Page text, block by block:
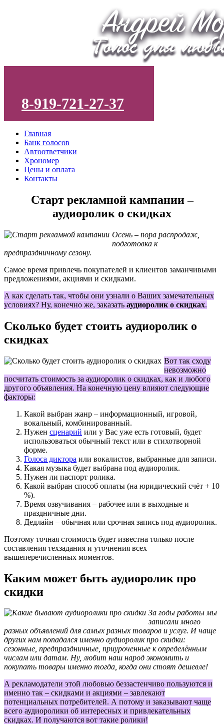
8-919-721-27-37
andreimoro@yandex.ru
Главная
Банк голосов
Автоответчики
Хрономер
Цены и оплата
Контакты
Старт рекламной кампании –
аудиоролик о скидках
Осень – пора распродаж,
подготовка к
предпраздничному сезону.
Самое время привлечь покупателей и клиентов заманчивыми
предложениями, акциями и скидками.
А как сделать так, чтобы они узнали о Ваших замечательных
условиях? Ну, конечно же, заказать аудиоролик о скидках.
Сколько будет стоить аудиоролик о
скидках
Вот так сходу
невозможно
посчитать стоимость за аудиоролик о скидках, как и любого
другого объявления. На конечную цену влияют следующие
факторы:
Какой выбран жанр – информационный, игровой,
вокальный, комбинированный.
Нужен сценарий или у Вас уже есть готовый, будет
использоваться обычный текст или в стихотворной
форме.
Голоса диктора или вокалистов, выбранные для записи.
Какая музыка будет выбрана под аудиоролик.
Нужен ли паспорт ролика.
Какой выбран способ оплаты (на юридический счёт + 10
%).
Время озвучивания – рабочее или в выходные и
праздничные дни.
Дедлайн – обычная или срочная запись под аудиоролик.
Поэтому точная стоимость будет известна только после
составления техзадания и уточнения всех
вышеперечисленных моментов.
Каким может быть аудиоролик про
скидки
За годы работы мы
записали много
разных объявлений для самых разных товаров и услуг. И чаще
других нам попадался именно аудиоролик про скидки:
сезонные, предпраздничные, приуроченные к определённым
числам или датам. Ну, любит наш народ экономить и
покупать товары именно тогда, когда они стоят дешевле!
А рекламодатели этой любовью беззастенчиво пользуются и
именно так – скидками и акциями – завлекают
потенциальных потребителей. А потому и заказывают чаще
всего аудиоролики об интересных и привлекательных
скидках. И получаются вот такие ролики!